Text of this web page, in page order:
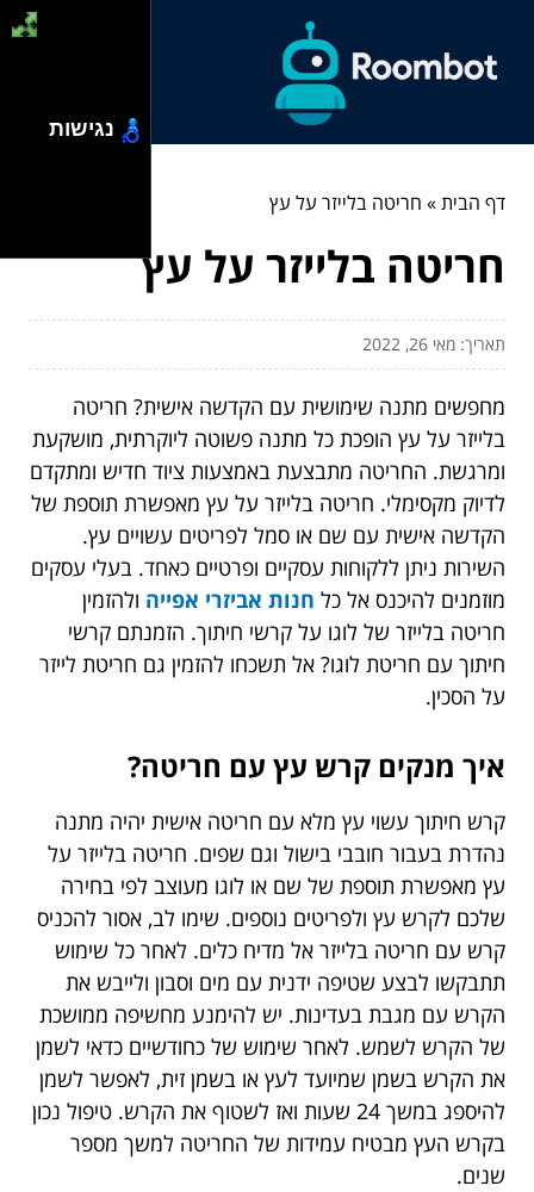
דף הבית» חריטה בלייזר על עץ
חריטה בלייזר על עץ
תאריך: מאי 26, 2022
מחפשים מתנה שימושית עם הקדשה אישית? חריטה
בלייזר על עץ הופכת כל מתנה פשוטה ליוקרתית, מושקעת
ומרגשת. החריטה מתבצעת באמצעות ציוד חדיש ומתקדם
לדיוק מקסימלי. חריטה בלייזר על עץ מאפשרת תוספת של
הקדשה אישית עם שם או סמל לפריטים עשויים עץ.
השירות ניתן ללקוחות עסקיים ופרטיים כאחד. בעלי עסקים
מוזמנים להיכנס אל כל חנות אביזרי אפייה ולהזמין
חריטה בלייזר של לוגו על קרשי חיתוך. הזמנתם קרשי
חיתוך עם חריטת לוגו? אל תשכחו להזמין גם חריטת לייזר
על הסכין.
איך מנקים קרש עץ עם חריטה?
קרש חיתוך עשוי עץ מלא עם חריטה אישית יהיה מתנה
נהדרת בעבור חובבי בישול וגם שפים. חריטה בלייזר על
עץ מאפשרת תוספת של שם או לוגו מעוצב לפי בחירה
שלכם לקרש עץ ולפריטים נוספים. שימו לב, אסור להכניס
קרש עם חריטה בלייזר אל מדיח כלים. לאחר כל שימוש
תתבקשו לבצע שטיפה ידנית עם מים וסבון ולייבש את
הקרש עם מגבת בעדינות. יש להימנע מחשיפה ממושכת
של הקרש לשמש. לאחר שימוש של כחודשיים כדאי לשמן
את הקרש בשמן שמיועד לעץ או בשמן זית, לאפשר לשמן
להיספג במשך 24 שעות ואז לשטוף את הקרש. טיפול נכון
בקרש העץ מבטיח עמידות של החריטה למשך מספר
שנים.
נגישות